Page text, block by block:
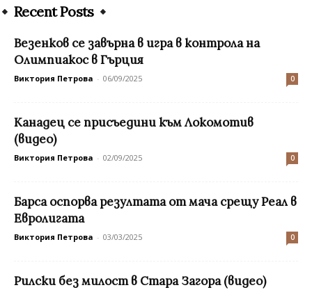
Recent Posts
Везенков се завърна в игра в контрола на
Олимпиакос в Гърция
Виктория Петрова - 06/09/2025 0
Канадец се присъедини към Локомотив
(видео)
Виктория Петрова - 02/09/2025 0
Барса оспорва резултата от мача срещу Реал в
Евролигата
Виктория Петрова - 03/03/2025 0
Рилски без милост в Стара Загора (видео)